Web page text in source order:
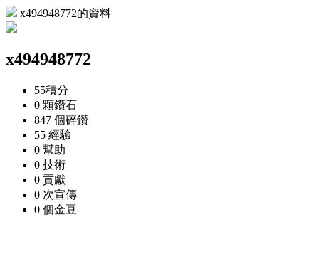
x494948772的資料
x494948772
55積分
0 顆鑽石
847 個碎鑽
55 經驗
0 幫助
0 技術
0 貢獻
0 次宣傳
0 個金豆